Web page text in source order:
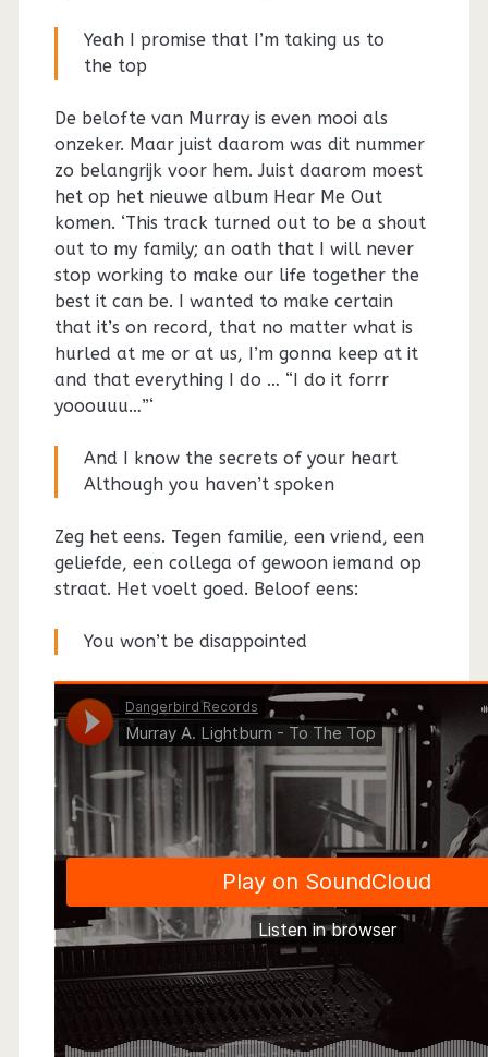
Yeah I promise that I’m taking us to
the top
De belofte van Murray is even mooi als
onzeker. Maar juist daarom was dit nummer
zo belangrijk voor hem. Juist daarom moest
het op het nieuwe album Hear Me Out
komen. ‘This track turned out to be a shout
out to my family; an oath that I will never
stop working to make our life together the
best it can be. I wanted to make certain
that it’s on record, that no matter what is
hurled at me or at us, I’m gonna keep at it
and that everything I do … “I do it forrr
yooouuu…”‘
And I know the secrets of your heart
Although you haven’t spoken
Zeg het eens. Tegen familie, een vriend, een
geliefde, een collega of gewoon iemand op
straat. Het voelt goed. Beloof eens:
You won’t be disappointed